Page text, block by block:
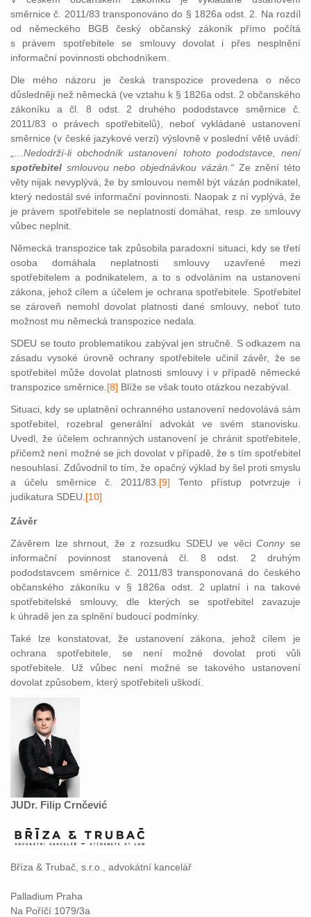
směrnice č. 2011/83 transponováno do § 1826a odst. 2. Na rozdíl
od německého BGB český občanský zákoník přímo počítá
s právem spotřebitele se smlouvy dovolat i přes nesplnění
informační povinnosti obchodníkem.
Dle mého názoru je česká transpozice provedena o něco
důsledněji než německá (ve vztahu k § 1826a odst. 2 občanského
zákoníku a čl. 8 odst. 2 druhého pododstavce směrnice č.
2011/83 o právech spotřebitelů), neboť vykládané ustanovení
směrnice (v české jazykové verzi) výslovně v poslední větě uvádí:
Nedodrží-li obchodník ustanovení tohoto pododstavce, není
spotřebitel smlouvou nebo objednávkou vázán.“ Ze znění této
věty nijak nevyplývá, že by smlouvou neměl být vázán podnikatel,
který nedostál své informační povinnosti. Naopak z ní vyplývá, že
je právem spotřebitele se neplatnosti domáhat, resp. ze smlouvy
vůbec neplnit.
Německá transpozice tak způsobila paradoxní situaci, kdy se třetí
osoba domáhala neplatnosti smlouvy uzavřené mezi
spotřebitelem a podnikatelem, a to s odvoláním na ustanovení
zákona, jehož cílem a účelem je ochrana spotřebitele. Spotřebitel
se zároveň nemohl dovolat platnosti dané smlouvy, neboť tuto
možnost mu německá transpozice nedala.
SDEU se touto problematikou zabýval jen stručně. S odkazem na
zásadu vysoké úrovně ochrany spotřebitele učinil závěr, že se
spotřebitel může dovolat platnosti smlouvy i v případě německé
transpozice směrnice. [8] Blíže se však touto otázkou nezabýval.
Situaci, kdy se uplatnění ochranného ustanovení nedovolává sám
spotřebitel, rozebral generální advokát ve svém stanovisku.
Uvedl, že účelem ochranných ustanovení je chránit spotřebitele,
přičemž není možné se jich dovolat v případě, že s tím spotřebitel
nesouhlasí. Zdůvodnil to tím, že opačný výklad by šel proti smyslu
a účelu směrnice č. 2011/83. [9] Tento přístup potvrzuje i
judikatura SDEU. [10]
Závěr
Závěrem lze shrnout, že z rozsudku SDEU ve věciConnyse
informační povinnost stanovená čl. 8 odst. 2 druhým
pododstavcem směrnice č. 2011/83 transponovaná do českého
občanského zákoníku v § 1826a odst. 2 uplatní i na takové
spotřebitelské smlouvy, dle kterých se spotřebitel zavazuje
k úhradě jen za splnění budoucí podmínky.
Také lze konstatovat, že ustanovení zákona, jehož cílem je
ochrana spotřebitele, se není možné dovolat proti vůli
spotřebitele. Už vůbec není možné se takového ustanovení
dovolat způsobem, který spotřebiteli uškodí.
JUDr. Filip Crnčević
Bříza & Trubač, s.r.o., advokátní kancelář
Palladium Praha
Na Poříčí 1079/3a